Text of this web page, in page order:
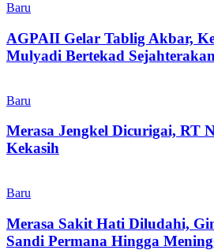
Baru
AGPAII Gelar Tablig Akbar,
Mulyadi Bertekad
Baru
Merasa Jengkel Dicurigai, RT
Kekasih
Baru
Merasa Sakit Hati Diludahi,
Sandi Permana Hingga